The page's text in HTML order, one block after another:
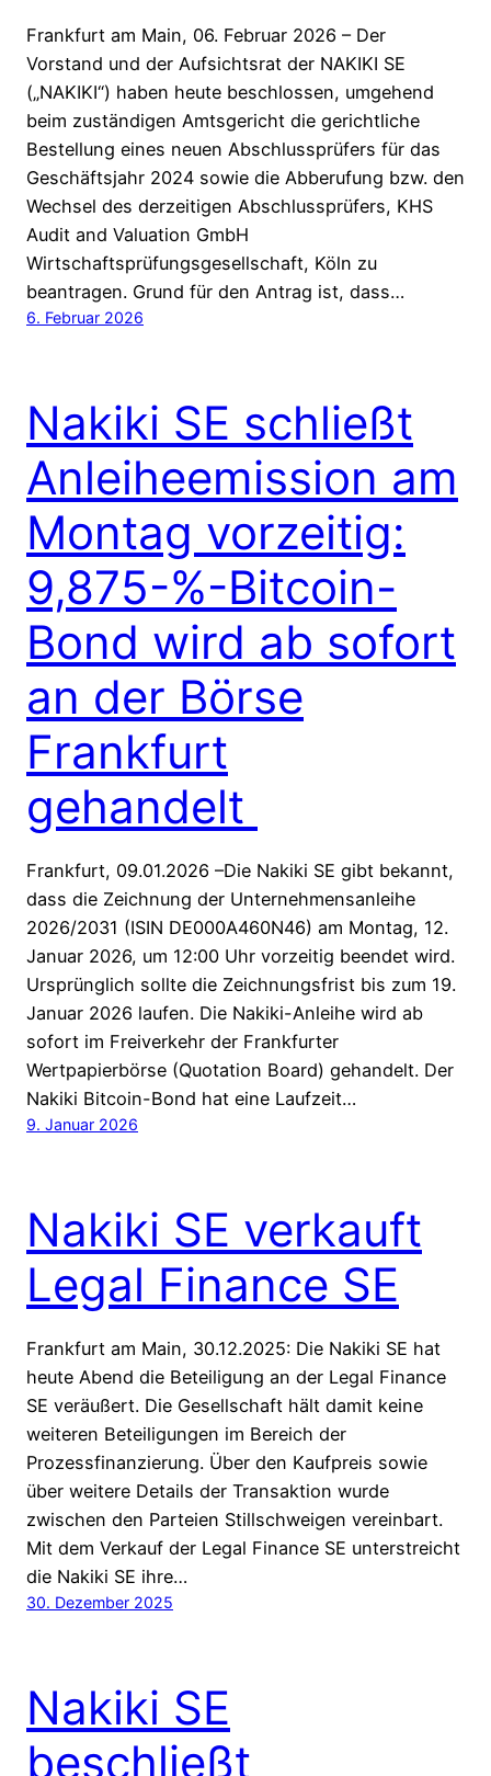
Frankfurt am Main, 06. Februar 2026 – Der
Vorstand und der Aufsichtsrat der NAKIKI SE
(„NAKIKI“) haben heute beschlossen, umgehend
beim zuständigen Amtsgericht die gerichtliche
Bestellung eines neuen Abschlussprüfers für das
Geschäftsjahr 2024 sowie die Abberufung bzw. den
Wechsel des derzeitigen Abschlussprüfers, KHS
Audit and Valuation GmbH
Wirtschaftsprüfungsgesellschaft, Köln zu
beantragen. Grund für den Antrag ist, dass…
6. Februar 2026
Nakiki SE schließt
Anleiheemission am
Montag vorzeitig:
9,875-%-Bitcoin-
Bond wird ab sofort
an der Börse
Frankfurt
gehandelt
Frankfurt, 09.01.2026 –Die Nakiki SE gibt bekannt,
dass die Zeichnung der Unternehmensanleihe
2026/2031 (ISIN DE000A460N46) am Montag, 12.
Januar 2026, um 12:00 Uhr vorzeitig beendet wird.
Ursprünglich sollte die Zeichnungsfrist bis zum 19.
Januar 2026 laufen. Die Nakiki-Anleihe wird ab
sofort im Freiverkehr der Frankfurter
Wertpapierbörse (Quotation Board) gehandelt. Der
Nakiki Bitcoin-Bond hat eine Laufzeit…
9. Januar 2026
Nakiki SE verkauft
Legal Finance SE
Frankfurt am Main, 30.12.2025: Die Nakiki SE hat
heute Abend die Beteiligung an der Legal Finance
SE veräußert. Die Gesellschaft hält damit keine
weiteren Beteiligungen im Bereich der
Prozessfinanzierung. Über den Kaufpreis sowie
über weitere Details der Transaktion wurde
zwischen den Parteien Stillschweigen vereinbart.
Mit dem Verkauf der Legal Finance SE unterstreicht
die Nakiki SE ihre…
30. Dezember 2025
Nakiki SE
beschließt